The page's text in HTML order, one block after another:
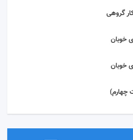
گروهی
خوبان
خوبان
چهارم)